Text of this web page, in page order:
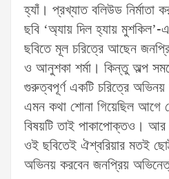
হ্যাঁ। প্রখ্যাত বলিউড
ছবি ‘অ্যায় দিল হ্যায়
ছবিতে মূল চরিত্রে আছেন
ও আনুশকা শর্মা। কিন্তু অল্প
গুরুত্বপূর্ণ একটি চরিত্রে অভিনয়
এমন কথা শোনা গিয়েছিল আগে
বিষয়টি তাই পাকাপোক্তও। আর
ওই ছবিতেই ঐশ্বরিয়ার মতই
অভিনয় করবেন জনপ্রিয়